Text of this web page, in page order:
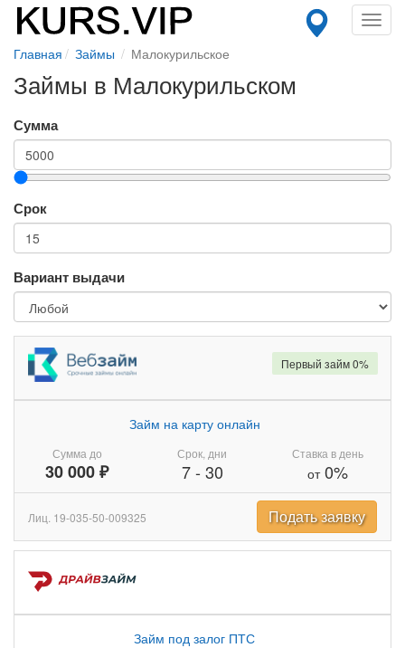
Главная Займы Малокурильское
Займы в Малокурильском
Сумма
Срок
Вариант выдачи
Сумма до
30 000 ₽
Займ на карту онлайн
Срок, дни
7- 30
Ставка в день
от0%
Первый займ 0%
Лиц. 19-035-50-009325 Подать заявку
Займ под залог ПТС